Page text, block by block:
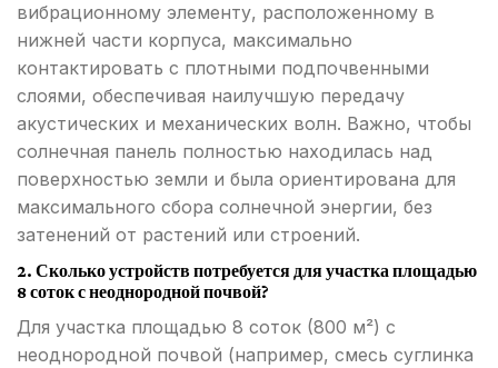
вибрационному элементу, расположенному в
нижней части корпуса, максимально
контактировать с плотными подпочвенными
слоями, обеспечивая наилучшую передачу
акустических и механических волн. Важно, чтобы
солнечная панель полностью находилась над
поверхностью земли и была ориентирована для
максимального сбора солнечной энергии, без
затенений от растений или строений.
2. Сколько устройств потребуется для участка площадью
8 соток с неоднородной почвой?
Для участка площадью 8 соток (800 м²) с
неоднородной почвой (например, смесь суглинка